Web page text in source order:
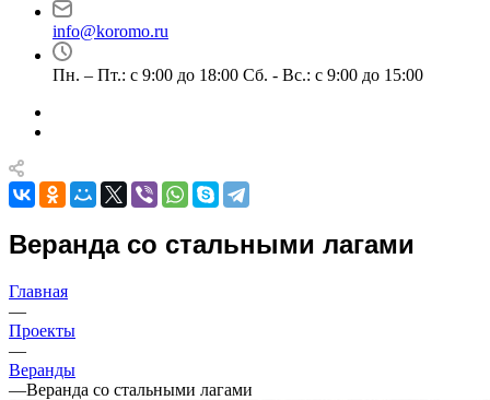
info@koromo.ru
Пн. – Пт.: с 9:00 до 18:00 Сб. - Вс.: с 9:00 до 15:00
Веранда со стальными лагами
Главная
—
Проекты
—
Веранды
—Веранда со стальными лагами